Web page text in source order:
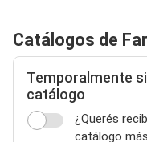
Catálogos de
Temporalmente
catálogo
¿Querés
catálogo